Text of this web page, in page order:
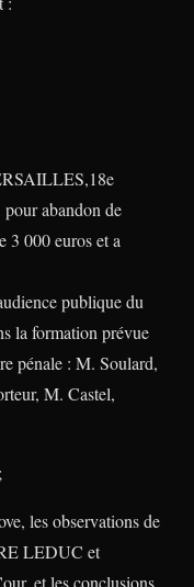
abandon de
3 000 euros et a
publique du
la formation prévue
pénale : M. Soulard,
M. Castel,
les observations de
LEDUC et